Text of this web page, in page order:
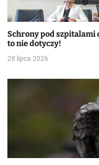
Schrony pod szpitalami
to nie dotyczy!
28 lipca 2026